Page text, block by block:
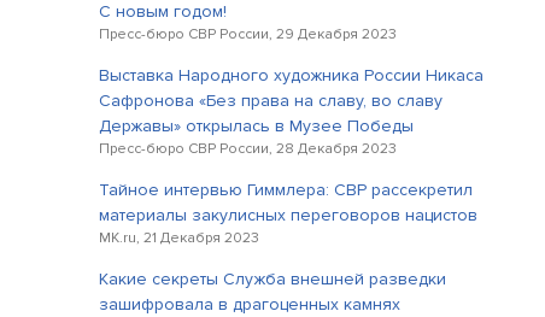
С новым годом!
Пресс-бюро СВР России, 29 Декабря 2023
Выставка Народного художника России Никаса
Сафронова «Без права на славу, во славу
Державы» открылась в Музее Победы
Пресс-бюро СВР России, 28 Декабря 2023
Тайное интервью Гиммлера: СВР рассекретил
материалы закулисных переговоров нацистов
MK.ru, 21 Декабря 2023
Какие секреты Служба внешней разведки
зашифровала в драгоценных камнях